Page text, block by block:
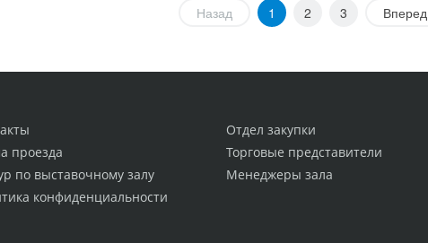
Назад 1 2 3 Вперед
Отдел закупки
Торговые представители
Менеджеры зала
проезда
по выставочному залу
конфиденциальности